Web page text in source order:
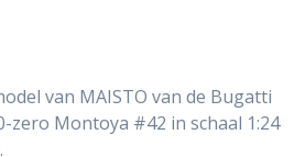
van MAISTO van de Bugatti
zero Montoya #42 in schaal 1:24